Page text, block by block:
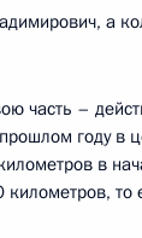
а
часть –
году в
в
то